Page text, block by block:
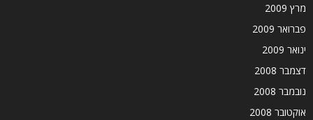
מרץ 2009
פברואר 2009
ינואר 2009
דצמבר 2008
נובמבר 2008
אוקטובר 2008